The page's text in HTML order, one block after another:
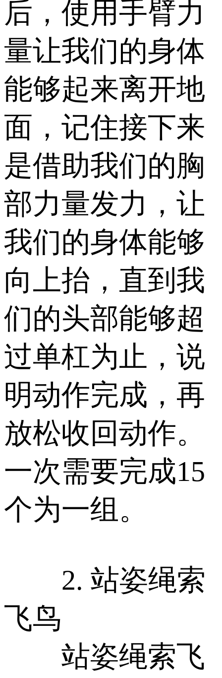
后，使用手臂力
量让我们的身体
能够起来离开地
面，记住接下来
是借助我们的胸
部力量发力，让
我们的身体能够
向上抬，直到我
们的头部能够超
过单杠为止，说
明动作完成，再
放松收回动作。
一次需要完成15
个为一组。
2. 站姿绳索
飞鸟
站姿绳索飞